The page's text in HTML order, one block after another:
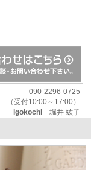
090-2296-0725
（受付10:00～17:00）
igokochi堀井 紘子